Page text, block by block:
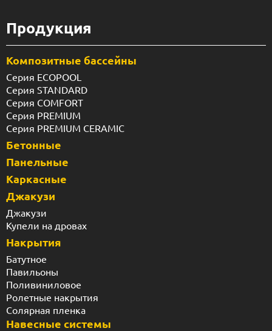
Продукция
Композитные бассейны
Серия ECOPOOL
Серия STANDARD
Серия COMFORT
Серия PREMIUM
Серия PREMIUM CERAMIC
Бетонные
Панельные
Каркасные
Джакузи
Джакузи
Купели на дровах
Накрытия
Батутное
Павильоны
Поливиниловое
Ролетные накрытия
Солярная пленка
Навесные системы